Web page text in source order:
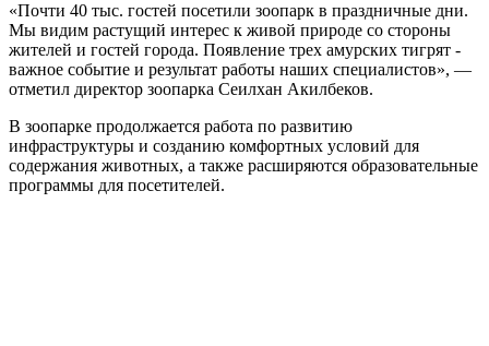
«Почти 40 тыс. гостей посетили зоопарк в праздничные дни.
Мы видим растущий интерес к живой природе со стороны
жителей и гостей города. Появление трех амурских тигрят -
важное событие и результат работы наших специалистов», —
отметил директор зоопарка Сеилхан Акилбеков.
В зоопарке продолжается работа по развитию
инфраструктуры и созданию комфортных условий для
содержания животных, а также расширяются образовательные
программы для посетителей.